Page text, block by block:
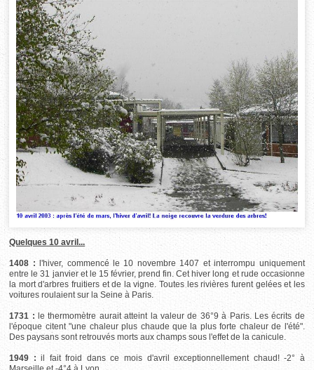
Quelques 10 avril...
1408 : l'hiver, commencé le 10 novembre 1407 et interrompu uniquement
entre le 31 janvier et le 15 février, prend fin. Cet hiver long et rude occasionne
la mort d'arbres fruitiers et de la vigne. Toutes les rivières furent gelées et les
voitures roulaient sur la Seine à Paris.
1731 : le thermomètre aurait atteint la valeur de 36°9 à Paris. Les écrits de
l'époque citent "une chaleur plus chaude que la plus forte chaleur de l'été".
Des paysans sont retrouvés morts aux champs sous l'effet de la canicule.
1949 : il fait froid dans ce mois d'avril exceptionnellement chaud! -2° à